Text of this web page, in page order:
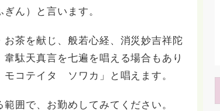
ん）と言います。
茶を献じ、般若心経、消災妙吉祥陀
駄天真言を七遍を唱える場合もあり
コテイタ ソワカ」と唱えます。
囲で、お勤めしてみてください。